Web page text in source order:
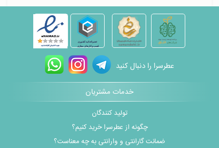
عطرسرا را دنبال کنید
خدمات مشتریان
تولید کنندگان
چگونه از عطرسرا خرید کنیم؟
ضمانت گارانتی و وارانتی به چه معناست؟